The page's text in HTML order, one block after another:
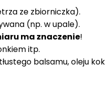
ze zbiorniczka).
(np. w upale).
ma znaczenie!
itp.
balsamu, oleju